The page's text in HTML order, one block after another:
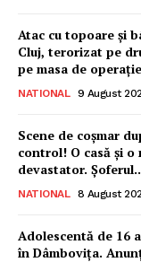
Atac cu topoare și
Cluj, terorizat pe
pe masa de operație
NATIONAL 9 August
Scene de coșmar
control! O casă și o
devastator.
NATIONAL 8 August
Adolescentă de 16
în Dâmbovița.